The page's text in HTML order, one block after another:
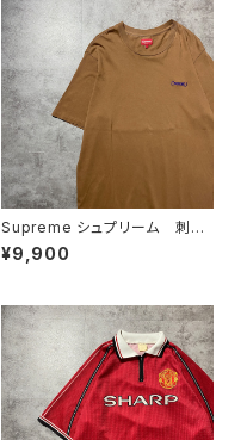
Supreme シュプリーム 刺繍
ワンポイント ブラウン Tシャ
ツ
¥9,900